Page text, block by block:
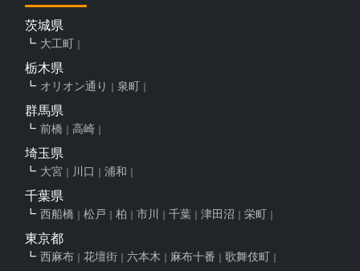
茨城県
大工町
栃木県
オリオン通り 泉町
群馬県
前橋 高崎
埼玉県
大宮 川口 浦和
千葉県
西船橋 松戸 柏 市川 千葉 津田沼 栄町
東京都
西麻布 花壇街 六本木 麻布十番 歌舞伎町